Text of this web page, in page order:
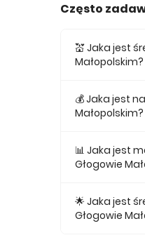
Często
💒 Jaka jest
Małopolskim?
💰 Jaka jest
Małopolskim?
📊 Jaka jest
Głogowie
najmniejsze
🌟 Jaka jest
Głogowie